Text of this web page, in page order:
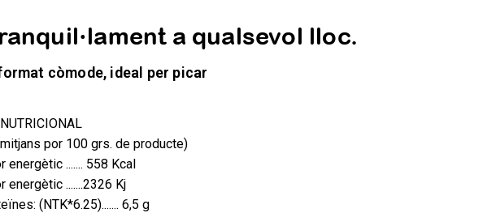
a qualsevol lloc.
còmode, ideal per picar
por 100 grs. de producte)
energètic ....... 558 Kcal
energètic .......2326 Kj
(NTK*6.25)....... 6,5 g